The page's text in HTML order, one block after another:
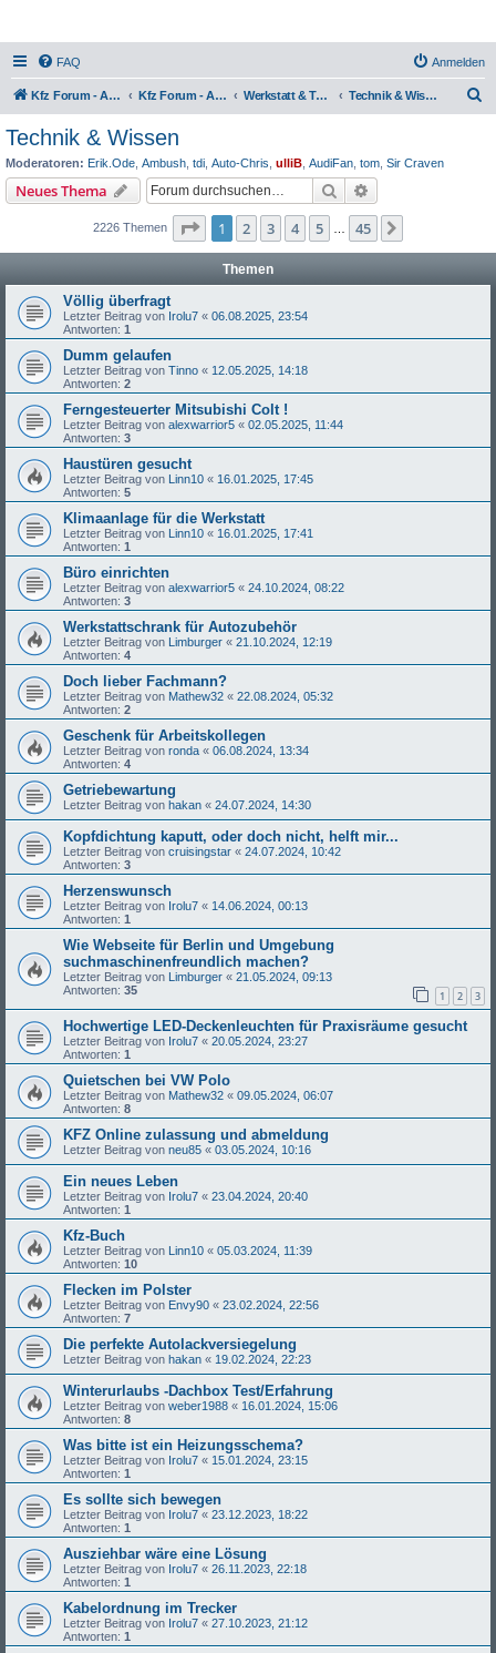
FAQ Anmelden
Kfz Forum - Auto, Motorrad und LKW Kfz Forum - Auto, Motorrad und LKW Werkstatt & Technik Technik & Wissen
Technik & Wissen
Moderatoren: Erik.Ode Ambush tdi Auto-Chris ulliB AudiFan tom Sir Craven
Neues Thema Suche
2226 Themen Seite 1von 45
1 2 3 4 5 45
Themen
Völlig überfragt
Letzter Beitrag von Irolu7 « 06.08.2025, 23:54
Antworten: 1
Dumm gelaufen
Letzter Beitrag von Tinno « 12.05.2025, 14:18
Antworten: 2
Ferngesteuerter Mitsubishi Colt !
Letzter Beitrag von alexwarrior5 « 02.05.2025, 11:44
Antworten: 3
Haustüren gesucht
Letzter Beitrag von Linn10 « 16.01.2025, 17:45
Antworten: 5
Klimaanlage für die Werkstatt
Letzter Beitrag von Linn10 « 16.01.2025, 17:41
Antworten: 1
Büro einrichten
Letzter Beitrag von alexwarrior5 « 24.10.2024, 08:22
Antworten: 3
Werkstattschrank für Autozubehör
Letzter Beitrag von Limburger « 21.10.2024, 12:19
Antworten: 4
Doch lieber Fachmann?
Letzter Beitrag von Mathew32 « 22.08.2024, 05:32
Antworten: 2
Geschenk für Arbeitskollegen
Letzter Beitrag von ronda « 06.08.2024, 13:34
Antworten: 4
Getriebewartung
Letzter Beitrag von hakan « 24.07.2024, 14:30
Kopfdichtung kaputt, oder doch nicht, helft mir...
Letzter Beitrag von cruisingstar « 24.07.2024, 10:42
Antworten: 3
Herzenswunsch
Letzter Beitrag von Irolu7 « 14.06.2024, 00:13
Antworten: 1
Wie Webseite für Berlin und Umgebung
suchmaschinenfreundlich machen?
Letzter Beitrag von Limburger « 21.05.2024, 09:13
Antworten: 35 1 2 3
Hochwertige LED-Deckenleuchten für Praxisräume gesucht
Letzter Beitrag von Irolu7 « 20.05.2024, 23:27
Antworten: 1
Quietschen bei VW Polo
Letzter Beitrag von Mathew32 « 09.05.2024, 06:07
Antworten: 8
KFZ Online zulassung und abmeldung
Letzter Beitrag von neu85 « 03.05.2024, 10:16
Ein neues Leben
Letzter Beitrag von Irolu7 « 23.04.2024, 20:40
Antworten: 1
Kfz-Buch
Letzter Beitrag von Linn10 « 05.03.2024, 11:39
Antworten: 10
Flecken im Polster
Letzter Beitrag von Envy90 « 23.02.2024, 22:56
Antworten: 7
Die perfekte Autolackversiegelung
Letzter Beitrag von hakan « 19.02.2024, 22:23
Winterurlaubs -Dachbox Test/Erfahrung
Letzter Beitrag von weber1988 « 16.01.2024, 15:06
Antworten: 8
Was bitte ist ein Heizungsschema?
Letzter Beitrag von Irolu7 « 15.01.2024, 23:15
Antworten: 1
Es sollte sich bewegen
Letzter Beitrag von Irolu7 « 23.12.2023, 18:22
Antworten: 1
Ausziehbar wäre eine Lösung
Letzter Beitrag von Irolu7 « 26.11.2023, 22:18
Antworten: 1
Kabelordnung im Trecker
Letzter Beitrag von Irolu7 « 27.10.2023, 21:12
Antworten: 1